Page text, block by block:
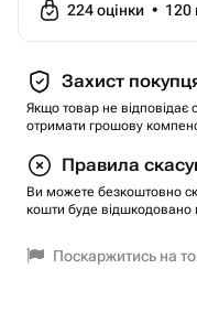
224оцінки • 120
Захист
Якщо товар не відповідає
отримати грошову
Правила
Ви можете безкоштовно
кошти буде відшкодовано
Поскаржитись на